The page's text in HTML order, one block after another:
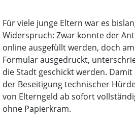
Für viele junge Eltern war es
Widerspruch: Zwar konnte der
online ausgefüllt werden, doch
Formular ausgedruckt,
die Stadt geschickt werden. Damit
der Beseitigung technischer
von Elterngeld ab sofort
ohne Papierkram.